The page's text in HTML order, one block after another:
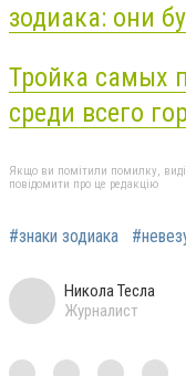
зодиака: они
Тройка самых
среди всего
Якщо ви помітили помилку,
повідомити про це редакцію
#знаки зодиака
Никола Тесла
Журналист